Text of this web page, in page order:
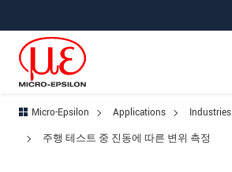
Micro-Epsilon Applications Industries
주행 테스트 중 진동에 따른 변위 측정